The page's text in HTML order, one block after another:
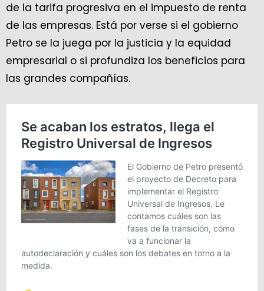
de la tarifa progresiva en el impuesto de renta
de las empresas. Está por verse si el gobierno
Petro se la juega por la justicia y la equidad
empresarial o si profundiza los beneficios para
las grandes compañías.